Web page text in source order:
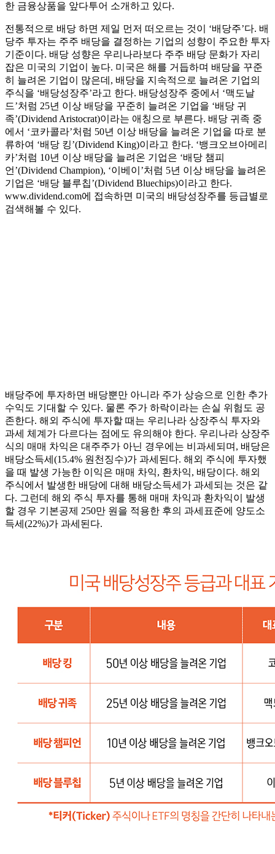
한 금융상품을 앞다투어 소개하고 있다.
전통적으로 배당 하면 제일 먼저 떠오르는 것이 ‘배당주’다. 배
당주 투자는 주주 배당을 결정하는 기업의 성향이 주요한 투자
기준이다. 배당 성향은 우리나라보다 주주 배당 문화가 자리
잡은 미국의 기업이 높다. 미국은 해를 거듭하며 배당을 꾸준
히 늘려온 기업이 많은데, 배당을 지속적으로 늘려온 기업의
주식을 ‘배당성장주’라고 한다. 배당성장주 중에서 ‘맥도날
드’처럼 25년 이상 배당을 꾸준히 늘려온 기업을 ‘배당 귀
족’(Dividend Aristocrat)이라는 애칭으로 부른다. 배당 귀족 중
에서 ‘코카콜라’처럼 50년 이상 배당을 늘려온 기업을 따로 분
류하여 ‘배당 킹’(Dividend King)이라고 한다. ‘뱅크오브아메리
카’처럼 10년 이상 배당을 늘려온 기업은 ‘배당 챔피
언’(Dividend Champion), ‘이베이’처럼 5년 이상 배당을 늘려온
기업은 ‘배당 블루칩’(Dividend Bluechips)이라고 한다.
www.dividend.com에 접속하면 미국의 배당성장주를 등급별로
검색해볼 수 있다.
배당주에 투자하면 배당뿐만 아니라 주가 상승으로 인한 추가
수익도 기대할 수 있다. 물론 주가 하락이라는 손실 위험도 공
존한다. 해외 주식에 투자할 때는 우리나라 상장주식 투자와
과세 체계가 다르다는 점에도 유의해야 한다. 우리나라 상장주
식의 매매 차익은 대주주가 아닌 경우에는 비과세되며, 배당은
배당소득세(15.4% 원천징수)가 과세된다. 해외 주식에 투자했
을 때 발생 가능한 이익은 매매 차익, 환차익, 배당이다. 해외
주식에서 발생한 배당에 대해 배당소득세가 과세되는 것은 같
다. 그런데 해외 주식 투자를 통해 매매 차익과 환차익이 발생
할 경우 기본공제 250만 원을 적용한 후의 과세표준에 양도소
득세(22%)가 과세된다.